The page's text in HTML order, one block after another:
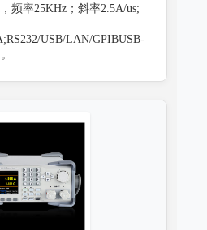
频率25KHz；斜率2.5A/us;
USB/LAN/GPIBUSB-